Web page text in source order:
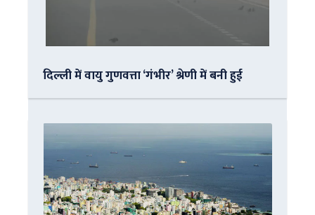
दिल्ली में वायु गुणवत्ता ‘गंभीर’ श्रेणी में बनी हुई